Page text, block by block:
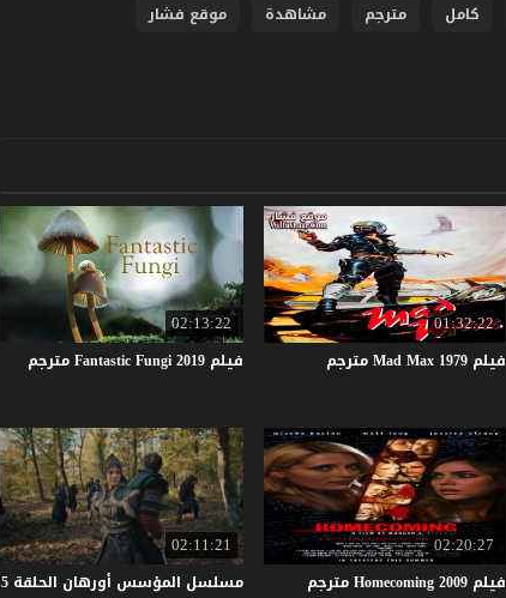
كامل مترجم مشاهدة
موقع فشار
01:32:22
فيلم Mad Max 1979 مترجم
02:13:22
فيلم FantasticFungi2019 مترجم
02:20:27
فيلم Homecoming 2009 مترجم
02:11:21
مسلسل المؤسس أورهان الحلقة 5